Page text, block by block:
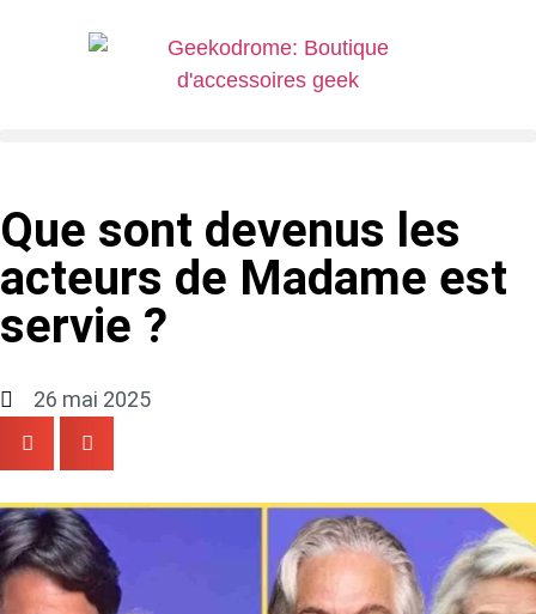
Que sont devenus les
acteurs de Madame est
servie ?
26 mai 2025